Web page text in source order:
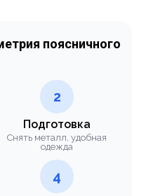
поясничного
2
Подготовка
Снять металл, удобная
одежда
4